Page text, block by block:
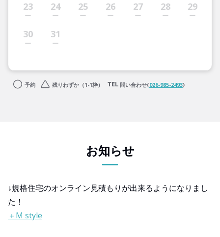
23 24 25 26 27 28 29
30 31
予約 残りわずか（1-1枠） 問い合わせ(026-985-2493)
お知らせ
↓規格住宅のオンライン見積もりが出来るようになりまし
た！
＋M style